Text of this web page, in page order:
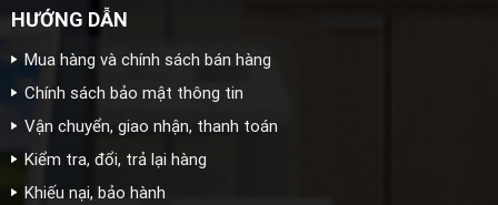
HƯỚNG DẪN
Mua hàng và chính sách bán hàng
Chính sách bảo mật thông tin
Vận chuyển, giao nhận, thanh toán
Kiểm tra, đổi, trả lại hàng
Khiếu nại, bảo hành